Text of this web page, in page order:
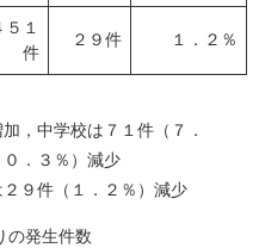
５１
件
２９件 １．２％
，中学校は７１件（７．
．３％）減少
９件（１．２％）減少
の発生件数